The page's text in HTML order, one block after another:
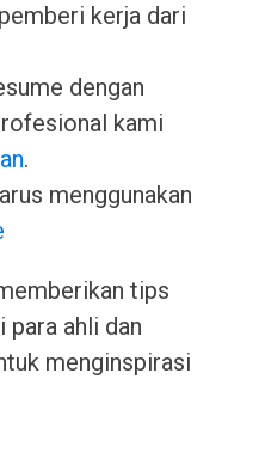
kerja dari
dengan
kami
.
menggunakan
tips
para ahli dan
menginspirasi